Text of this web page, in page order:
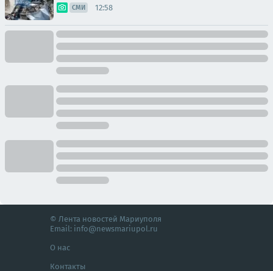
СМИ 12:58
© Лента новостей Мариуполя
Email: info@newsmariupol.ru
О нас
Контакты